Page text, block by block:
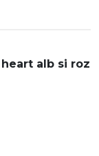
alb si roz